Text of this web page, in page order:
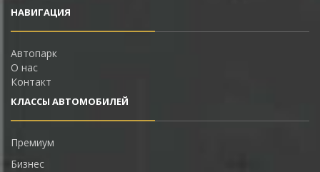
НАВИГАЦИЯ
Автопарк
О нас
Контакт
КЛАССЫ АВТОМОБИЛЕЙ
Премиум
Бизнес